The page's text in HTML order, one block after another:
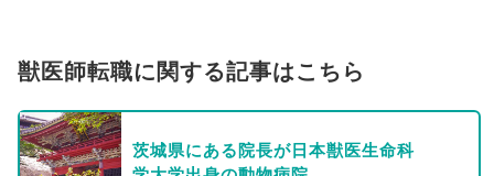
獣医師転職に関する記事はこちら
茨城県にある院長が日本獣医生命科